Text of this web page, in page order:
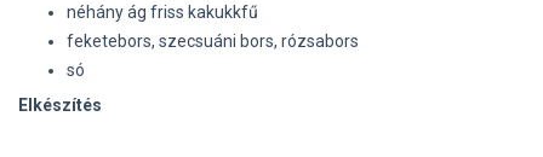
néhány ág friss kakukkfű
feketebors, szecsuáni bors, rózsabors
só
Elkészítés